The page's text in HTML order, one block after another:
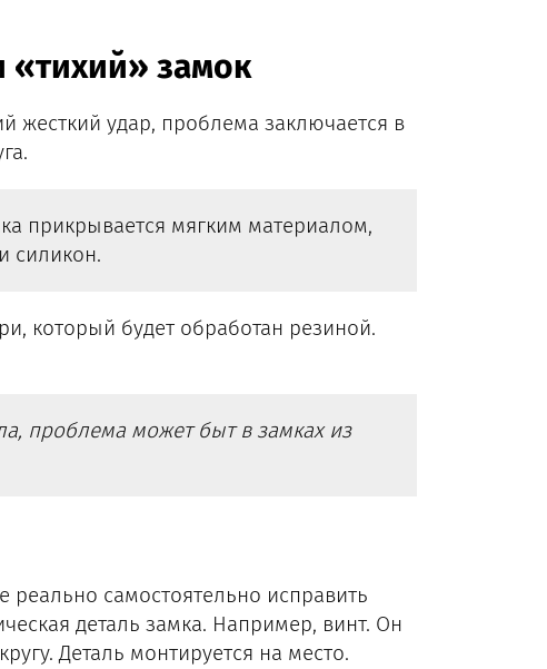
«тихий» замок
жесткий удар, проблема заключается в
прикрывается мягким материалом,
силикон.
который будет обработан резиной.
проблема может быт в замках из
реально самостоятельно исправить
деталь замка. Например, винт. Он
Деталь монтируется на место.